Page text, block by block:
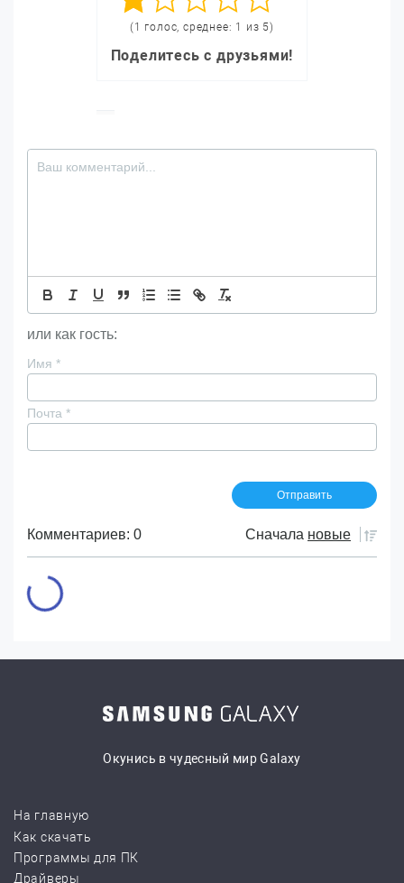
(1 голос, среднее: 1 из 5)
Поделитесь с друзьями!
или как гость:
Имя *
Почта *
Комментариев: 0 Сначала новые
Окунись в чудесный мир Galaxy
На главную
Как скачать
Программы для ПК
Драйверы